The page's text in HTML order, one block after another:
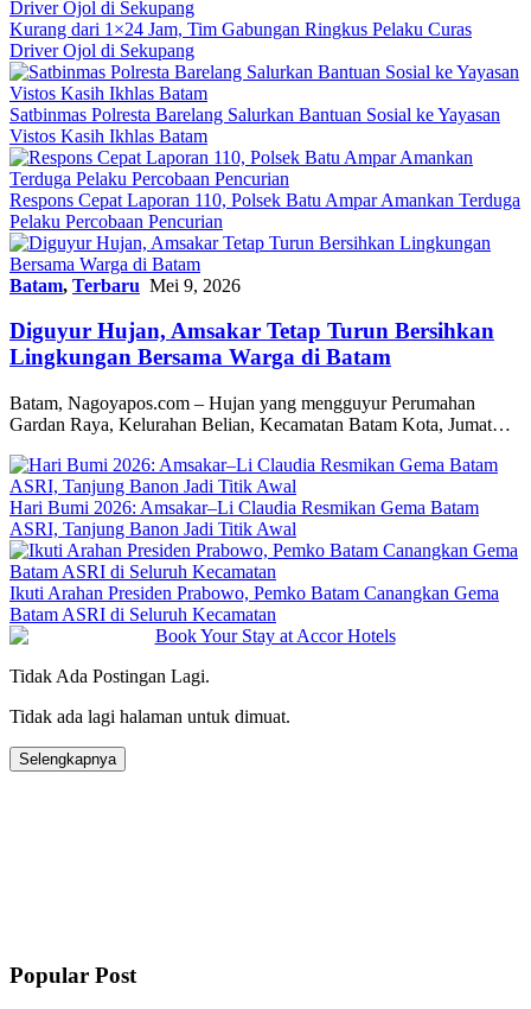
Kurang dari 1×24 Jam, Tim Gabungan Ringkus Pelaku Curas
Driver Ojol di Sekupang
Satbinmas Polresta Barelang Salurkan Bantuan Sosial ke Yayasan
Vistos Kasih Ikhlas Batam
Respons Cepat Laporan 110, Polsek Batu Ampar Amankan Terduga
Pelaku Percobaan Pencurian
Batam, Terbaru Mei 9, 2026
Diguyur Hujan, Amsakar Tetap Turun Bersihkan
Lingkungan Bersama Warga di Batam
Batam, Nagoyapos.com – Hujan yang mengguyur Perumahan
Gardan Raya, Kelurahan Belian, Kecamatan Batam Kota, Jumat…
Hari Bumi 2026: Amsakar–Li Claudia Resmikan Gema Batam
ASRI, Tanjung Banon Jadi Titik Awal
Ikuti Arahan Presiden Prabowo, Pemko Batam Canangkan Gema
Batam ASRI di Seluruh Kecamatan
Tidak Ada Postingan Lagi.
Tidak ada lagi halaman untuk dimuat.
Selengkapnya
Popular Post